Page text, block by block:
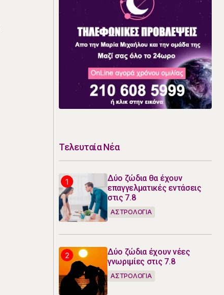
Τελευταία Νέα
Δύο ζώδια θα έχουν
επαγγελματικές εντάσεις
στις 7.8
ΑΣΤΡΟΛΟΓΙΑ
Δύο ζώδια έχουν νέες
γνωριμίες στις 7.8
ΑΣΤΡΟΛΟΓΙΑ